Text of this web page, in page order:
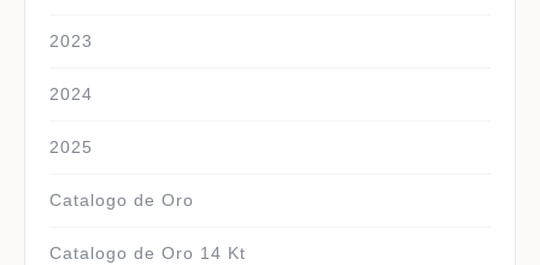
2023
2024
2025
Catalogo de Oro
Catalogo de Oro 14 Kt